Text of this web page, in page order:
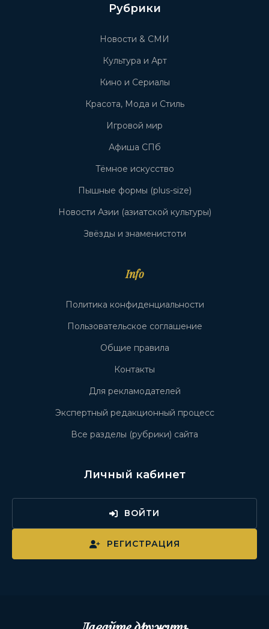
Рубрики
Новости & СМИ
Культура и Арт
Кино и Сериалы
Красота, Мода и Стиль
Игровой мир
Афиша СПб
Тёмное искусство
Пышные формы (plus-size)
Новости Азии (азиатской культуры)
Звёзды и знаменистоти
Info
Политика конфиденциальности
Пользовательское соглашение
Общие правила
Контакты
Для рекламодателей
Экспертный редакционный процесс
Все разделы (рубрики) сайта
Личный кабинет
ВОЙТИ
РЕГИСТРАЦИЯ